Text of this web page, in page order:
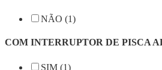
NÃO (1)
COM INTERRUPTOR DE PISCA
SIM (1)